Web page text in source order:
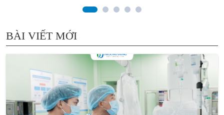
BÀI VIẾT MỚI